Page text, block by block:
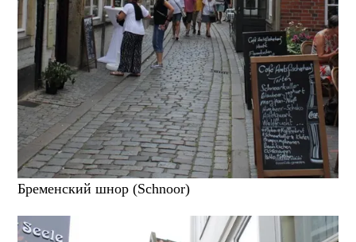
Бременский шнор (Schnoor)